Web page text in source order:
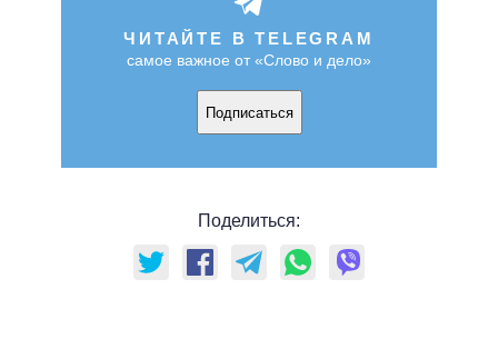
ЧИТАЙТЕ В TELEGRAM
самое важное от «Слово и дело»
Подписаться
Поделиться: